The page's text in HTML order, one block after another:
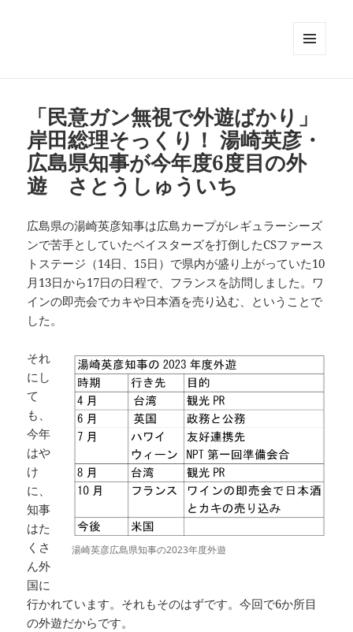
「民意ガン無視で外遊ばかり」
岸田総理そっくり！ 湯崎英彦・
広島県知事が今年度6度目の外
遊 さとうしゅういち
広島県の湯崎英彦知事は広島カープがレギュラーシーズ
ンで苦手としていたベイスターズを打倒したCSファース
トステージ（14日、15日）で県内が盛り上がっていた10
月13日から17日の日程で、フランスを訪問しました。ワ
インの即売会でカキや日本酒を売り込む、ということで
した。
湯崎英彦広島県知事の2023年度外遊
それ
にし
て
も、
今年
はや
け
に、
知事
はた
くさ
ん外
国に
行かれています。それもそのはずです。今回で6か所目
の外遊だからです。